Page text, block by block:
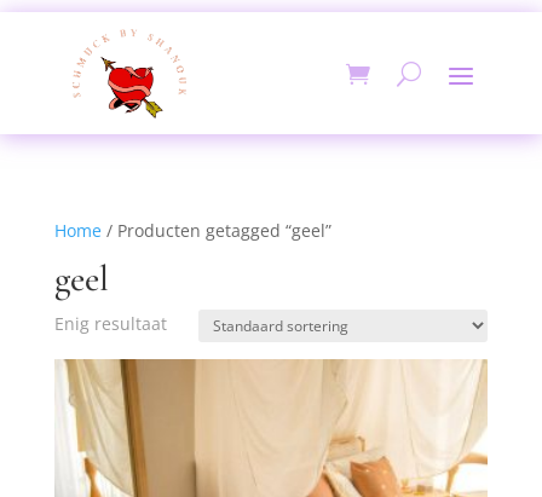
Home/ Producten getagged “geel”
geel
Enig resultaat